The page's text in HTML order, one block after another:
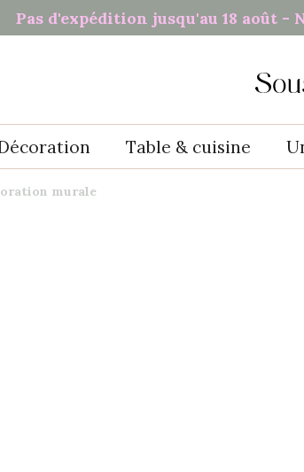
Pas d'expédition jusqu'au 18 août
Table & cuisine
murale